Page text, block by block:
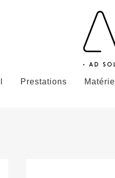
Prestations Matériel